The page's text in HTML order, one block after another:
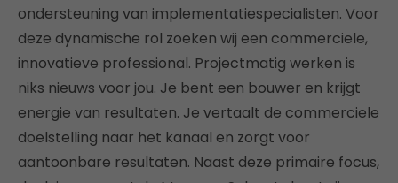
ondersteuning van implementatiespecialisten. Voor
deze dynamische rol zoeken wij een commerciele,
innovatieve professional. Projectmatig werken is
niks nieuws voor jou. Je bent een bouwer en krijgt
energie van resultaten. Je vertaalt de commerciele
doelstelling naar het kanaal en zorgt voor
aantoonbare resultaten. Naast deze primaire focus,